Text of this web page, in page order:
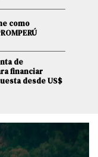
como
de
financiar
desde US$